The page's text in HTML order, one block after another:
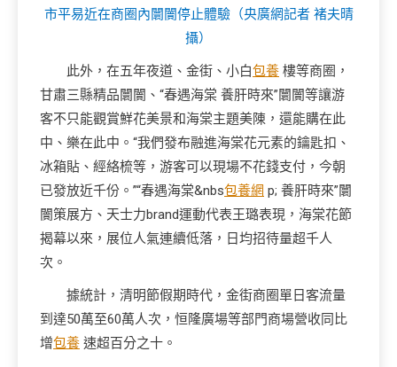
市平易近在商圈內闤闠停止體驗（央廣網記者 褚夫晴
攝）
此外，在五年夜道、金街、小白包養 樓等商圈，
甘肅三縣精品闤闠、“春遇海棠 養肝時來”闤闠等讓游
客不只能觀賞鮮花美景和海棠主題美陳，還能購在此
中、樂在此中。“我們發布融進海棠花元素的鑰匙扣、
冰箱貼、經絡梳等，游客可以現場不花錢支付，今朝
已發放近千份。”“春遇海棠&nbs包養網 p; 養肝時來”闤
闠策展方、天士力brand運動代表王璐表現，海棠花節
揭幕以來，展位人氣連續低落，日均招待量超千人
次。
據統計，清明節假期時代，金街商圈單日客流量
到達50萬至60萬人次，恒隆廣場等部門商場營收同比
增包養 速超百分之十。